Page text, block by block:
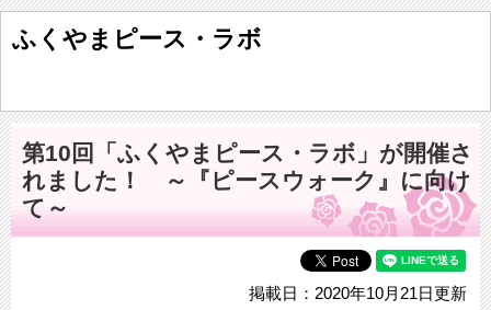
ふくやまピース・ラボ
第10回「ふくやまピース・ラボ」が開催さ
れました！ ～『ピースウォーク』に向け
て～
掲載日：2020年10月21日更新